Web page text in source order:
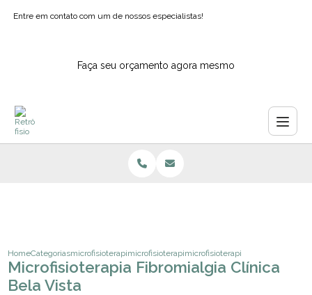
Entre em contato com um de nossos especialistas!
Faça seu orçamento agora mesmo
HomeCategoriasmicrofisioterapiamicrofisioterapia para depressao
microfisioterapia fibromialgia
Microfisioterapia Fibromialgia Clínica
Bela Vista